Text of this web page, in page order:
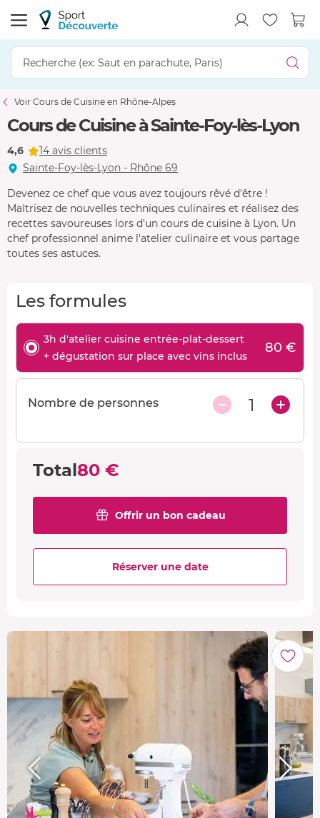
Voir Cours de Cuisine en Rhône-Alpes
Cours de Cuisine à Sainte-Foy-lès-Lyon
4,6
14 avis clients
Sainte-Foy-lès-Lyon - Rhône 69
Devenez ce chef que vous avez toujours rêvé d'être !
Maîtrisez de nouvelles techniques culinaires et réalisez des
recettes savoureuses lors d'un cours de cuisine à Lyon. Un
chef professionnel anime l'atelier culinaire et vous partage
toutes ses astuces.
Les formules
3h d'atelier cuisine entrée-plat-dessert
+ dégustation sur place avec vins inclus
80 €
Nombre de personnes 1
Total80 €
Offrir un bon cadeau
Réserver une date